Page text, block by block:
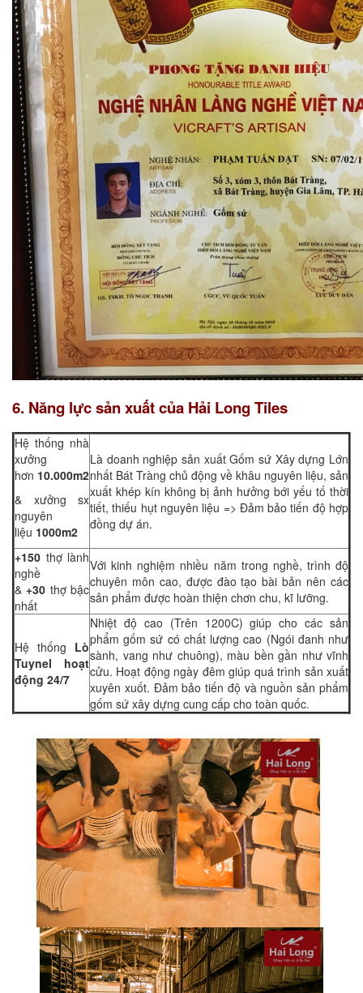
6. Năng lực sản xuất của Hải Long Tiles
Hệ thống nhà
xưởng
hơn 10.000m2
& xưởng sx
nguyên
liệu 1000m2
Là doanh nghiệp sản xuất Gốm sứ Xây dựng Lớn
nhất Bát Tràng chủ động về khâu nguyên liệu, sản
xuất khép kín không bị ảnh hưởng bới yếu tố thời
tiết, thiếu hụt nguyên liệu => Đảm bảo tiến độ hợp
đồng dự án.
+150 thợ lành
nghề
&+30 thợ bậc
nhất
Với kinh nghiệm nhiều năm trong nghề, trình độ
chuyên môn cao, được đào tạo bài bản nên các
sản phẩm được hoàn thiện chơn chu, kĩ lưỡng.
Hệ thống Lò
Tuynel hoạt
động 24/7
Nhiệt độ cao (Trên 1200C) giúp cho các sản
phẩm gốm sứ có chất lượng cao (Ngói đanh như
sành, vang như chuông), màu bền gần như vĩnh
cửu. Hoạt động ngày đêm giúp quá trình sản xuất
xuyên xuốt. Đảm bảo tiến độ và nguồn sản phẩm
gốm sứ xây dựng cung cấp cho toàn quốc.